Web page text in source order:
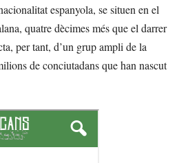
espanyola, se situen en el
quatre dècimes més que el darrer
per tant, d’un grup ampli de la
de conciutadans que han nascut